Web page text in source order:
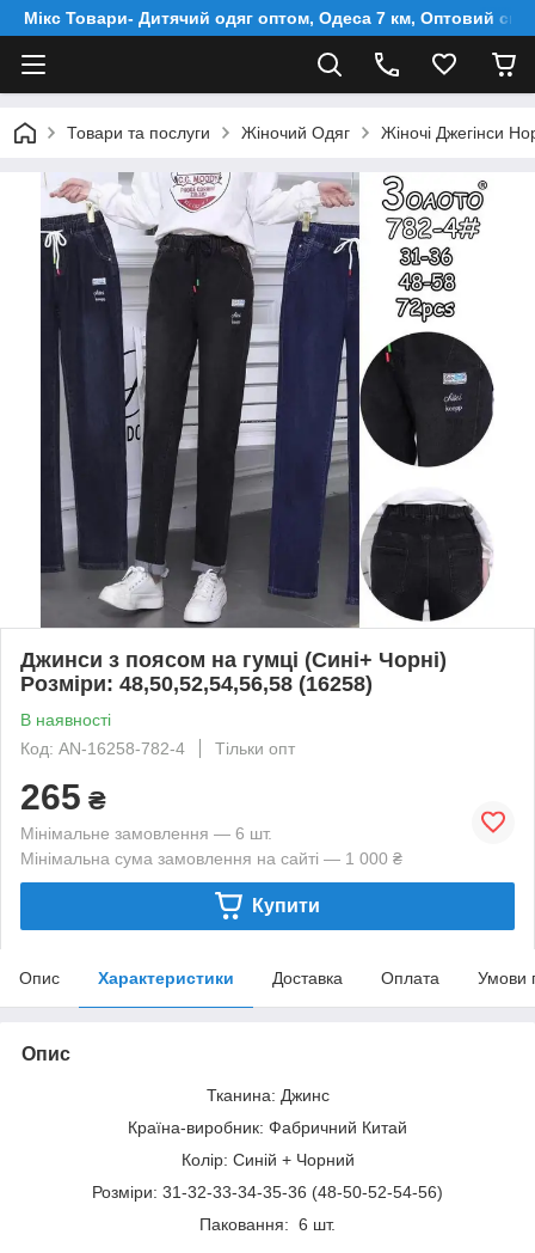
Мікс Товари- Дитячий одяг оптом, Одеса 7 км, Оптовий
Товари та послуги Жіночий Одяг Жіночі Джегінси
Джинси з поясом на гумці (Сині+ Чорні)
Розміри: 48,50,52,54,56,58 (16258)
В наявності
Код: AN-16258-782-4
Тільки опт
265 ₴
Мінімальне замовлення — 6 шт.
Мінімальна сума замовлення на сайті — 1 000 ₴
Купити
Опис Характеристики Доставка Оплата Умови
Опис
Тканина: Джинс
Країна-виробник: Фабричний Китай
Колір: Синій + Чорний
Розміри: 31-32-33-34-35-36 (48-50-52-54-56)
Паковання: 6 шт.